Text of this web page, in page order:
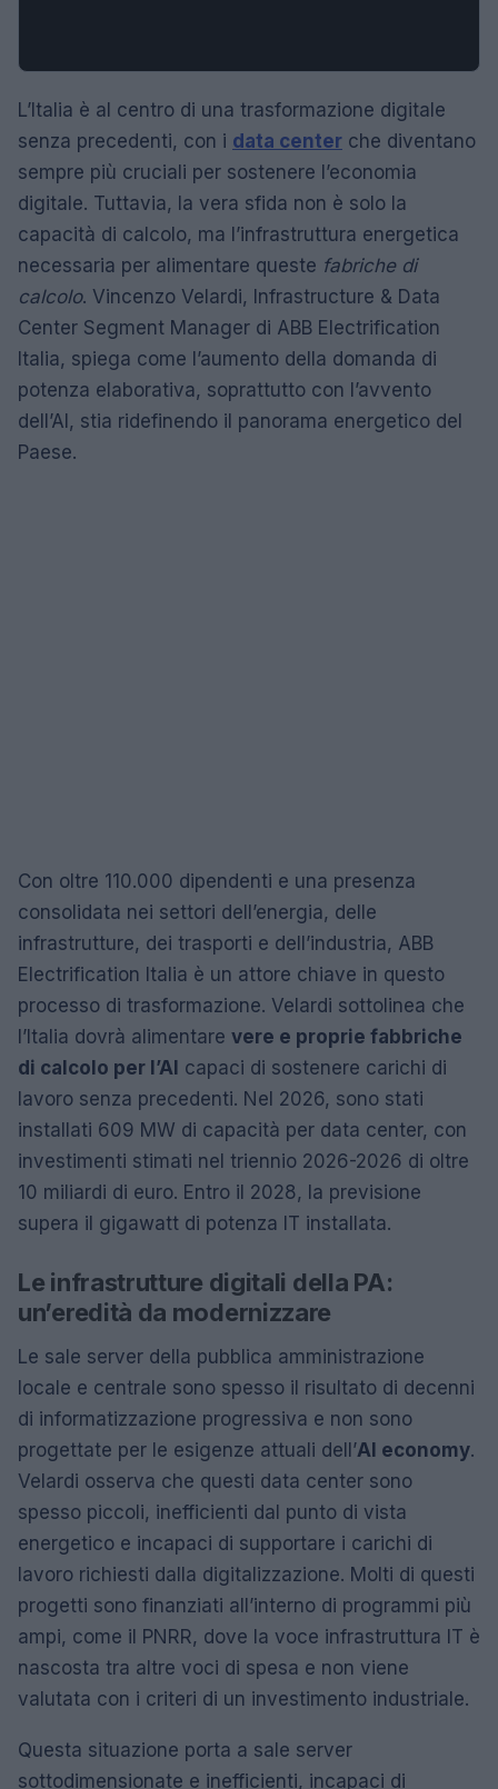
L’Italia è al centro di una trasformazione digitale
senza precedenti, con i data center che diventano
sempre più cruciali per sostenere l’economia
digitale. Tuttavia, la vera sfida non è solo la
capacità di calcolo, ma l’infrastruttura energetica
necessaria per alimentare queste fabriche di
calcolo. Vincenzo Velardi, Infrastructure & Data
Center Segment Manager di ABB Electrification
Italia, spiega come l’aumento della domanda di
potenza elaborativa, soprattutto con l’avvento
dell’AI, stia ridefinendo il panorama energetico del
Paese.
Con oltre 110.000 dipendenti e una presenza
consolidata nei settori dell’energia, delle
infrastrutture, dei trasporti e dell’industria, ABB
Electrification Italia è un attore chiave in questo
processo di trasformazione. Velardi sottolinea che
l’Italia dovrà alimentare vere e proprie fabbriche
di calcolo per l’AI capaci di sostenere carichi di
lavoro senza precedenti. Nel 2026, sono stati
installati 609 MW di capacità per data center, con
investimenti stimati nel triennio 2026-2026 di oltre
10 miliardi di euro. Entro il 2028, la previsione
supera il gigawatt di potenza IT installata.
Le infrastrutture digitali della PA:
un’eredità da modernizzare
Le sale server della pubblica amministrazione
locale e centrale sono spesso il risultato di decenni
di informatizzazione progressiva e non sono
progettate per le esigenze attuali dell’AI economy.
Velardi osserva che questi data center sono
spesso piccoli, inefficienti dal punto di vista
energetico e incapaci di supportare i carichi di
lavoro richiesti dalla digitalizzazione. Molti di questi
progetti sono finanziati all’interno di programmi più
ampi, come il PNRR, dove la voce infrastruttura IT è
nascosta tra altre voci di spesa e non viene
valutata con i criteri di un investimento industriale.
Questa situazione porta a sale server
sottodimensionate e inefficienti, incapaci di